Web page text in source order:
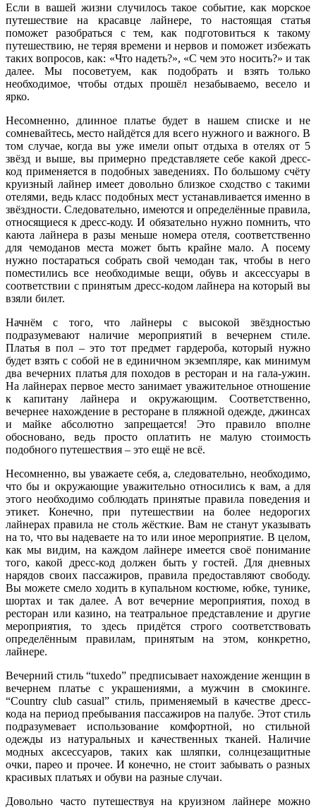
Если в вашей жизни случилось такое событие, как морское
путешествие на красавце лайнере, то настоящая статья
поможет разобраться с тем, как подготовиться к такому
путешествию, не теряя времени и нервов и поможет избежать
таких вопросов, как: «Что надеть?», «С чем это носить?» и так
далее. Мы посоветуем, как подобрать и взять только
необходимое, чтобы отдых прошёл незабываемо, весело и
ярко.
Несомненно, длинное платье будет в нашем списке и не
сомневайтесь, место найдётся для всего нужного и важного. В
том случае, когда вы уже имели опыт отдыха в отелях от 5
звёзд и выше, вы примерно представляете себе какой дресс-
код применяется в подобных заведениях. По большому счёту
круизный лайнер имеет довольно близкое сходство с такими
отелями, ведь класс подобных мест устанавливается именно в
звёздности. Следовательно, имеются и определённые правила,
относящиеся к дресс-коду. И обязательно нужно помнить, что
каюта лайнера в разы меньше номера отеля, соответственно
для чемоданов места может быть крайне мало. А посему
нужно постараться собрать свой чемодан так, чтобы в него
поместились все необходимые вещи, обувь и аксессуары в
соответствии с принятым дресс-кодом лайнера на который вы
взяли билет.
Начнём с того, что лайнеры с высокой звёздностью
подразумевают наличие мероприятий в вечернем стиле.
Платья в пол – это тот предмет гардероба, который нужно
будет взять с собой не в единичном экземпляре, как минимум
два вечерних платья для походов в ресторан и на гала-ужин.
На лайнерах первое место занимает уважительное отношение
к капитану лайнера и окружающим. Соответственно,
вечернее нахождение в ресторане в пляжной одежде, джинсах
и майке абсолютно запрещается! Это правило вполне
обосновано, ведь просто оплатить не малую стоимость
подобного путешествия – это ещё не всё.
Несомненно, вы уважаете себя, а, следовательно, необходимо,
что бы и окружающие уважительно относились к вам, а для
этого необходимо соблюдать принятые правила поведения и
этикет. Конечно, при путешествии на более недорогих
лайнерах правила не столь жёсткие. Вам не станут указывать
на то, что вы надеваете на то или иное мероприятие. В целом,
как мы видим, на каждом лайнере имеется своё понимание
того, какой дресс-код должен быть у гостей. Для дневных
нарядов своих пассажиров, правила предоставляют свободу.
Вы можете смело ходить в купальном костюме, юбке, тунике,
шортах и так далее. А вот вечерние мероприятия, поход в
ресторан или казино, на театральное представление и другие
мероприятия, то здесь придётся строго соответствовать
определённым правилам, принятым на этом, конкретно,
лайнере.
Вечерний стиль “tuxedo” предписывает нахождение женщин в
вечернем платье с украшениями, а мужчин в смокинге.
“Country club casual” стиль, применяемый в качестве дресс-
кода на период пребывания пассажиров на палубе. Этот стиль
подразумевает использование комфортной, но стильной
одежды из натуральных и качественных тканей. Наличие
модных аксессуаров, таких как шляпки, солнцезащитные
очки, парео и прочее. И конечно, не стоит забывать о разных
красивых платьях и обуви на разные случаи.
Довольно часто путешествуя на круизном лайнере можно